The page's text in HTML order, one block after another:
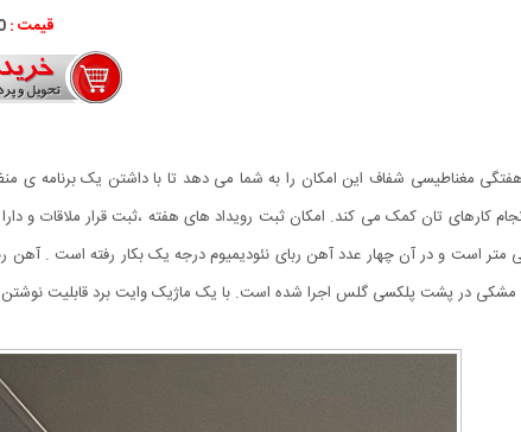
قیمت :
هفتگی مغناطیسی شفاف این امکان را به شما می دهد تا با داشتن یک برنامه
کارهای تان کمک می کند. امکان ثبت رویداد های هفته ،ثبت قرار
متر است و در آن چهار عدد آهن ربای نئودیمیوم درجه یک بکار رفته است .
در پشت پلکسی گلس اجرا شده است. با یک ماژیک وایت برد قابلیت نوشتن